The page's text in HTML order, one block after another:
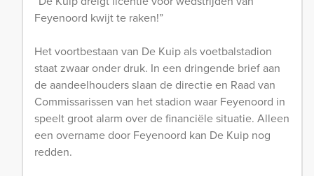
Feyenoord kwijt te raken!”
Het voortbestaan van De Kuip als voetbalstadion
staat zwaar onder druk. In een dringende brief aan
de aandeelhouders slaan de directie en Raad van
Commissarissen van het stadion waar Feyenoord in
speelt groot alarm over de financiële situatie. Alleen
een overname door Feyenoord kan De Kuip nog
redden.